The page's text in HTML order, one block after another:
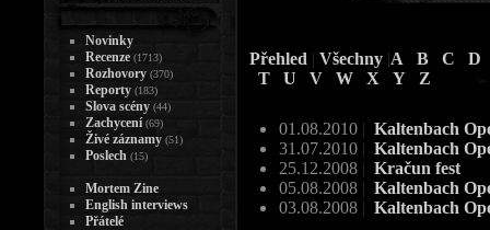
Přehled | Všechny |A B C
D
T
U V W X Y Z
01.08.2010 | Kaltenbach
31.07.2010 | Kaltenbach
25.12.2008 | Kračun fest
05.08.2008 | Kaltenbach
03.08.2008 | Kaltenbach
Novinky
Recenze (1713)
Rozhovory (370)
Reporty (183)
Slova scény (44)
Zachycení (69)
Živé záznamy (51)
Poslech (15)
Mortem Zine
English interviews
Přátelé